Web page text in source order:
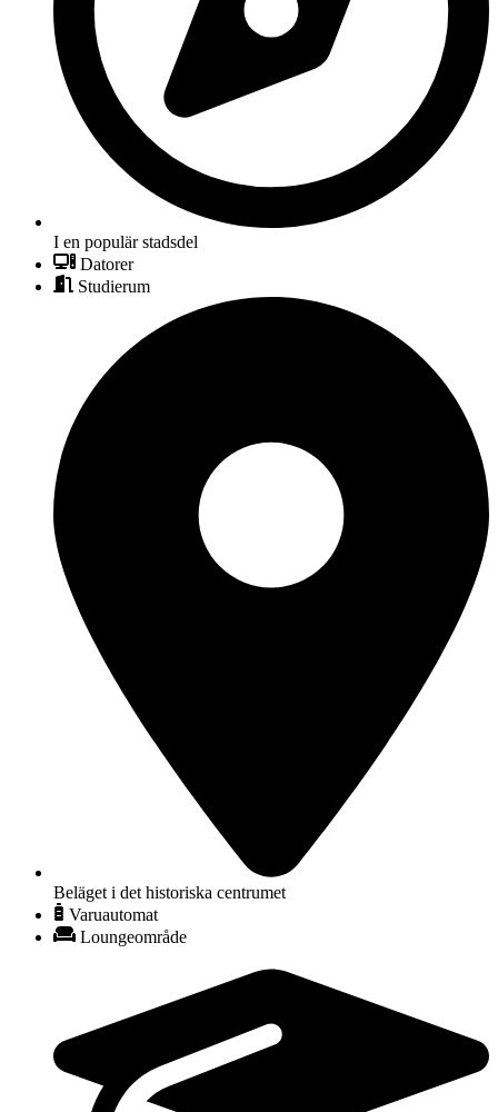
I en populär stadsdel
Datorer
Studierum
Beläget i det historiska centrumet
Varuautomat
Loungeområde